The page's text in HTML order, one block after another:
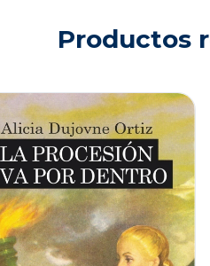
Productos